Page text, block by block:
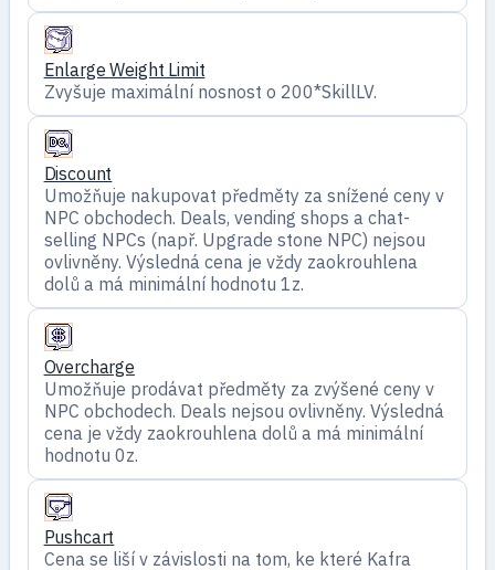
Enlarge Weight Limit
Zvyšuje maximální nosnost o 200*SkillLV.
Discount
Umožňuje nakupovat předměty za snížené ceny v
NPC obchodech. Deals, vending shops a chat-
selling NPCs (např. Upgrade stone NPC) nejsou
ovlivněny. Výsledná cena je vždy zaokrouhlena
dolů a má minimální hodnotu 1z.
Overcharge
Umožňuje prodávat předměty za zvýšené ceny v
NPC obchodech. Deals nejsou ovlivněny. Výsledná
cena je vždy zaokrouhlena dolů a má minimální
hodnotu 0z.
Pushcart
Cena se liší v závislosti na tom, ke které Kafra